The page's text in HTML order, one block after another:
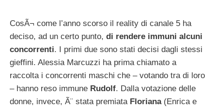
CosÃ¬ come l’anno scorso il reality di canale 5 ha
deciso, ad un certo punto, di rendere immuni alcuni
concorrenti. I primi due sono stati decisi dagli stessi
gieffini. Alessia Marcuzzi ha prima chiamato a
raccolta i concorrenti maschi che – votando tra di loro
– hanno reso immune Rudolf. Dalla votazione delle
donne, invece, Ã¨ stata premiata Floriana(Enrica e